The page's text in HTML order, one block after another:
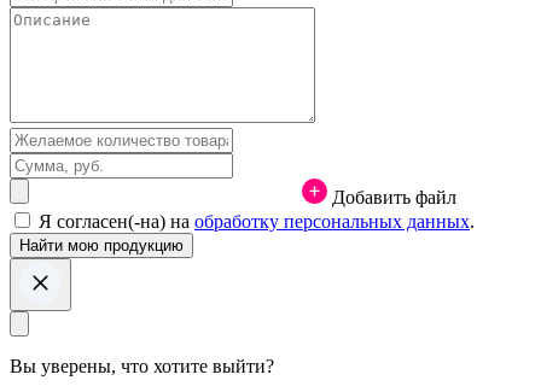
Добавить файл
Я согласен(-на) на обработку персональных данных.
Вы уверены, что хотите выйти?